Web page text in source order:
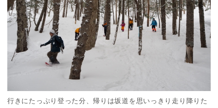
行きにたっぷり登った分、帰りは坂道を思いっきり走り降りた